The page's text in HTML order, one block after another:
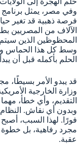
وفي مصر، يمثل برنامج
فرصة ذهبية قد تغير
الآلاف من المصريين
المحظوظين الذين
وسط كل هذا الحماس
الحلم بأكمله قبل أن
قد يبدو الأمر بسيطًا،
وزارة الخارجية
التقديم، وأي خطأ،
وبدون أي نقاش.
فورًا. لهذا السبب،
مجرد رفاهية، بل
عقبة.